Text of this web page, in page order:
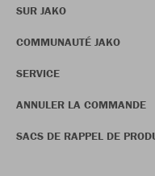
SUR JAKO
COMMUNAUTÉ JAKO
SERVICE
ANNULER LA COMMANDE
SACS DE RAPPEL DE